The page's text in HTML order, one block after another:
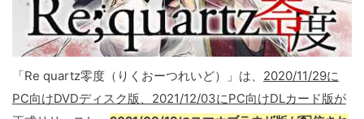
「Re quartz零度（りくおーつれいど）」は、 2020/11/29に
PC向けDVDディスク版、2021/12/03にPC向けDLカード版が